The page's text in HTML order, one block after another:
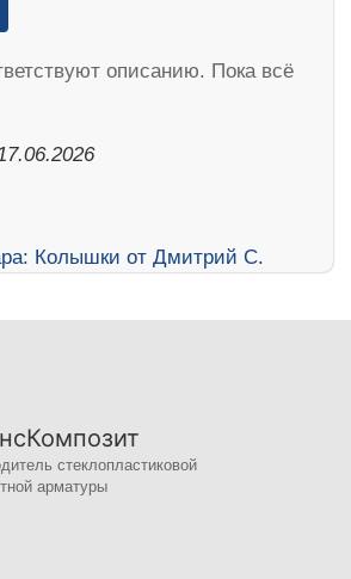
описанию. Пока всё
стеклопластиковой
арматуры